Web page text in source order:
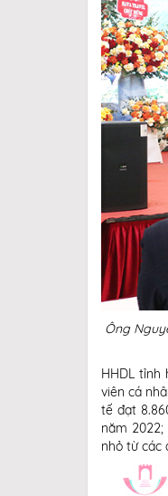
Ông
HHDL tỉnh
viên cá
tế đạt
năm
nhỏ từ các